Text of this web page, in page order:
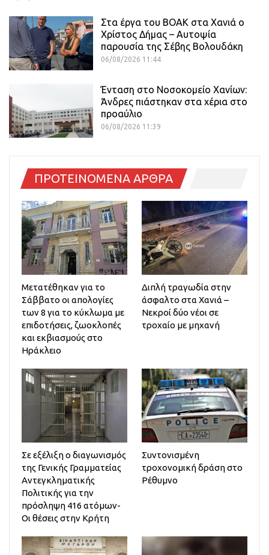
Στα έργα του ΒΟΑΚ στα Χανιά ο
Χρίστος Δήμας – Αυτοψία
παρουσία της Σέβης Βολουδάκη
06/08/2026 11:44
Ένταση στο Νοσοκομείο Χανίων:
Άνδρες πιάστηκαν στα χέρια στο
προαύλιο
06/08/2026 11:39
ΠΡΟΤΕΙΝΟΜΕΝΑ ΑΡΘΡΑ
Μετατέθηκαν για το
Σάββατο οι απολογίες
των 8 για το κύκλωμα με
επιδοτήσεις, ζωοκλοπές
και εκβιασμούς στο
Ηράκλειο
Διπλή τραγωδία στην
άσφαλτο στα Χανιά –
Νεκροί δύο νέοι σε
τροχαίο με μηχανή
Σε εξέλιξη ο διαγωνισμός
της Γενικής Γραμματείας
Αντεγκληματικής
Πολιτικής για την
πρόσληψη 416 ατόμων-
Οι θέσεις στην Κρήτη
Συντονισμένη
τροχονομική δράση στο
Ρέθυμνο